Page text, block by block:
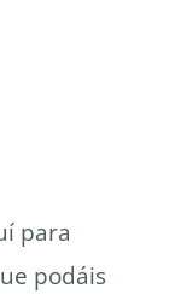
para
podáis